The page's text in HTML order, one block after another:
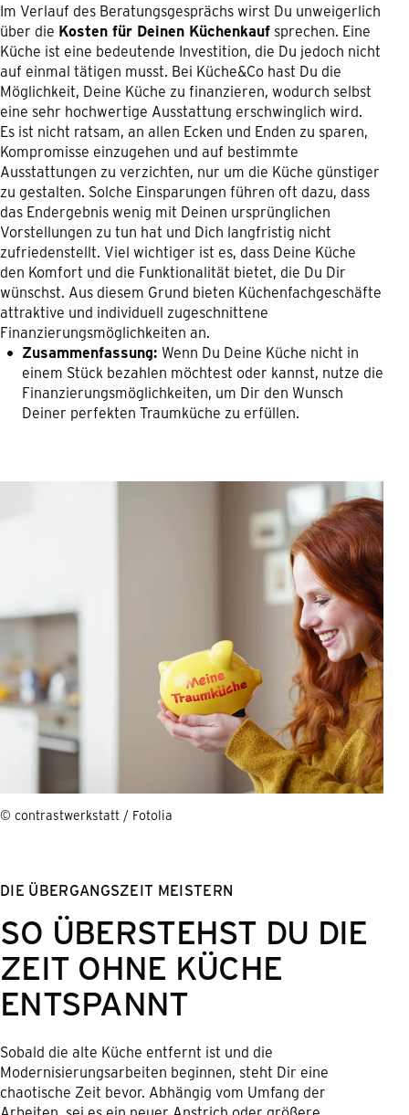
Im Verlauf des Beratungsgesprächs wirst Du unweigerlich
über die Kosten für Deinen Küchenkauf sprechen. Eine
Küche ist eine bedeutende Investition, die Du jedoch nicht
auf einmal tätigen musst. Bei Küche&Co hast Du die
Möglichkeit, Deine Küche zu finanzieren, wodurch selbst
eine sehr hochwertige Ausstattung erschwinglich wird.
Es ist nicht ratsam, an allen Ecken und Enden zu sparen,
Kompromisse einzugehen und auf bestimmte
Ausstattungen zu verzichten, nur um die Küche günstiger
zu gestalten. Solche Einsparungen führen oft dazu, dass
das Endergebnis wenig mit Deinen ursprünglichen
Vorstellungen zu tun hat und Dich langfristig nicht
zufriedenstellt. Viel wichtiger ist es, dass Deine Küche
den Komfort und die Funktionalität bietet, die Du Dir
wünschst. Aus diesem Grund bieten Küchenfachgeschäfte
attraktive und individuell zugeschnittene
Finanzierungsmöglichkeiten an.
Zusammenfassung: Wenn Du Deine Küche nicht in
einem Stück bezahlen möchtest oder kannst, nutze die
Finanzierungsmöglichkeiten, um Dir den Wunsch
Deiner perfekten Traumküche zu erfüllen.
© contrastwerkstatt / Fotolia
DIE ÜBERGANGSZEIT MEISTERN
SO ÜBERSTEHST DU DIE
ZEIT OHNE KÜCHE
ENTSPANNT
Sobald die alte Küche entfernt ist und die
Modernisierungsarbeiten beginnen, steht Dir eine
chaotische Zeit bevor. Abhängig vom Umfang der